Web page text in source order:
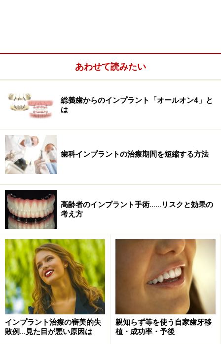
ット
ステージドアプローチは、一度でインプラント埋入する
よりも当然治療期間が長くかかるため、患者様にとって
は負担が大きくなります。これはステージドアプローチ
のデメリットと言えるでしょう。
しかし、骨が十分でないと判断される場合には、治療期
間を短くすることを優先して無理に一回で治療を終える
よりも、段階をわけて状態を確認しながら治療を行うス
テージドアプローチのほうが審美的にも機能的にも長期
経過が良好となり、結果的にメリットの方が大きくなり
ます。ステージドアプローチは、安心・安全・確実な治
療法と言えるのです。
あわせて読みたい
総義歯からのインプラント「オールオン4」と
は
歯科インプラントの治療期間を短縮する方法
高齢者のインプラント手術……リスクと効果の
考え方
インプラント治療の審美的失
敗例…見た目が悪い原因は
親知らず等を使う自家歯牙移
植・成功率・予後